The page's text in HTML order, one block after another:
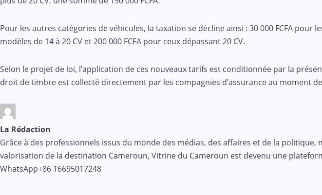
Pour les autres catégories de véhicules, la taxation se décline ainsi : 30 000 FCFA pour
modèles de 14 à 20 CV et 200 000 FCFA pour ceux dépassant 20 CV.
Selon le projet de loi, l’application de ces nouveaux tarifs est conditionnée par la
droit de timbre est collecté directement par les compagnies d’assurance au moment
La Rédaction
Grâce à des professionnels issus du monde des médias, des affaires et de la
valorisation de la destination Cameroun, Vitrine du Cameroun est devenu une
WhatsApp+86 16695017248